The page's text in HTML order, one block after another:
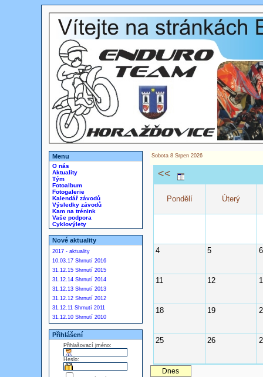
Menu
O nás
Aktuality
Tým
Fotoalbum
Fotogalerie
Kalendář závodů
Výsledky závodů
Kam na trénink
Vaše podpora
Cyklovýlety
Nové aktuality
2017 - aktuality
10.03.17 Shrnutí 2016
31.12.15 Shrnutí 2015
31.12.14 Shrnutí 2014
31.12.13 Shrnutí 2013
31.12.12 Shrnutí 2012
31.12.11 Shrnutí 2011
31.12.10 Shrnutí 2010
Přihlášení
Přihlašovací jméno:
Heslo:
Sobota 8 Srpen 2026
<<
Pondělí Úterý
4 5 6
11 12
18 19
25 26
Dnes